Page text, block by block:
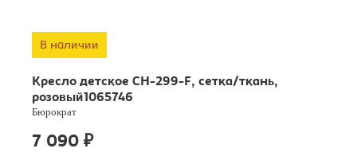
В наличии
Кресло детское CH-299-F, сетка/ткань,
розовый1065746
Бюрократ
7 090 ₽